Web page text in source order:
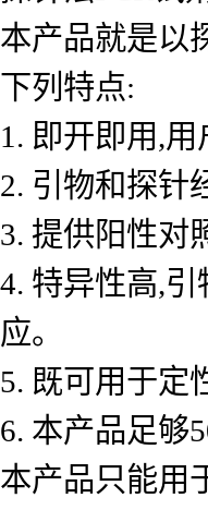
本产品就是以
下列特点:
1. 即开即用,
2. 引物和探针
3. 提供阳性对
4. 特异性高,
应。
5. 既可用于定
6. 本产品足够
本产品只能用